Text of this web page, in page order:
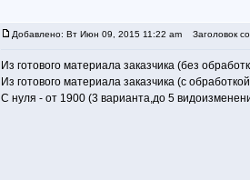
Добавлено: Вт Июн 09, 2015 11:22 am Заголовок
Из готового материала заказчика (без
Из готового материала заказчика (с
С нуля - от 1900 (3 варианта,до 5